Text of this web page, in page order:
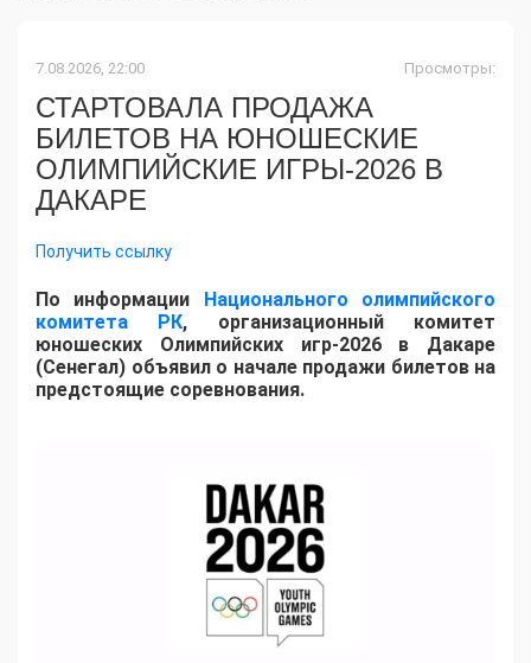
7.08.2026, 22:00 Просмотры:
СТАРТОВАЛА ПРОДАЖА
БИЛЕТОВ НА ЮНОШЕСКИЕ
ОЛИМПИЙСКИЕ ИГРЫ-2026 В
ДАКАРЕ
Получить ссылку
По информации Национального олимпийского
комитета РК, организационный комитет
юношеских Олимпийских игр-2026 в Дакаре
(Сенегал) объявил о начале продажи билетов на
предстоящие соревнования.